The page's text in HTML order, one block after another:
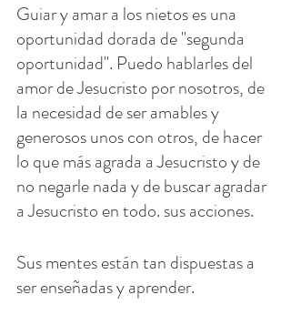
Guiar y amar a los nietos es una
oportunidad dorada de "segunda
oportunidad". Puedo hablarles del
amor de Jesucristo por nosotros, de
la necesidad de ser amables y
generosos unos con otros, de hacer
lo que más agrada a Jesucristo y de
no negarle nada y de buscar agradar
a Jesucristo en todo. sus acciones.
Sus mentes están tan dispuestas a
ser enseñadas y aprender.